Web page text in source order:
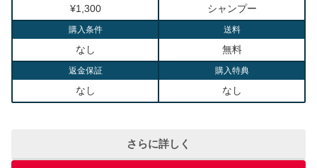
¥1,300 シャンプー
購入条件
なし
送料
無料
返金保証
なし
購入特典
なし
さらに詳しく